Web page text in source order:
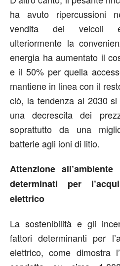
ha avuto ripercussioni
vendita dei veicoli
ulteriormente la
energia ha aumentato il
e il 50% per quella
mantiene in linea con il
ciò, la tendenza al 2030
una decrescita dei
soprattutto da una
batterie agli ioni di litio.
Attenzione
determinati per
elettrico
La sostenibilità e gli
fattori determinanti per
elettrico, come dimostra